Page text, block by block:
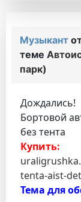
Музыкант
теме
парк)
Дождались!
Бортовой
без тента
Купить:
tenta-aist-
Тема для